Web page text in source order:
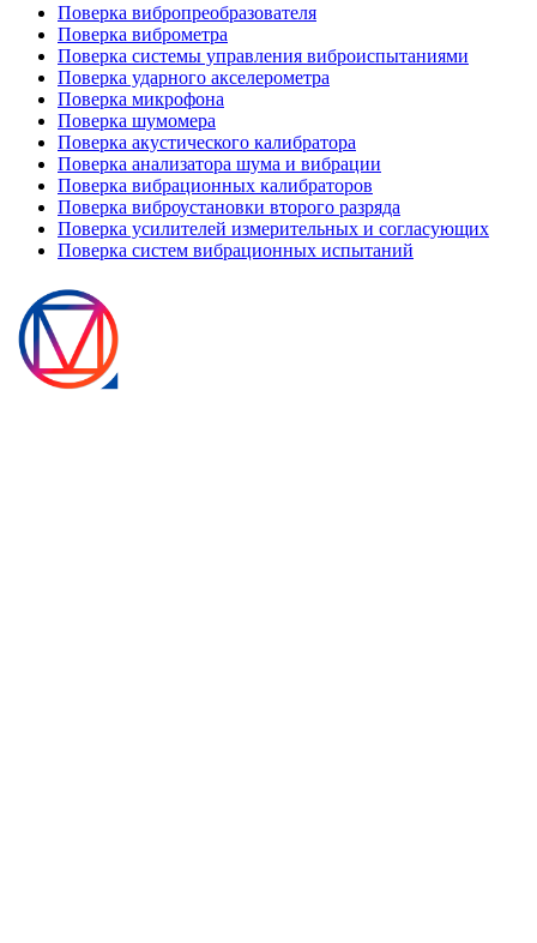
Поверка вибропреобразователя
Поверка виброметра
Поверка системы управления виброиспытаниями
Поверка ударного акселерометра
Поверка микрофона
Поверка шумомера
Поверка акустического калибратора
Поверка анализатора шума и вибрации
Поверка вибрационных калибраторов
Поверка виброустановки второго разряда
Поверка усилителей измерительных и согласующих
Поверка систем вибрационных испытаний